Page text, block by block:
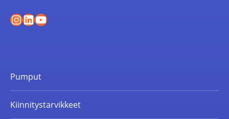
Instagram
LinkedIn
YouTube
Pumput
Kiinnitystarvikkeet